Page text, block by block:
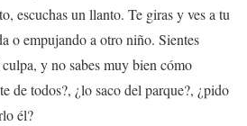
escuchas un llanto. Te giras y ves a tu
o empujando a otro niño. Sientes
y no sabes muy bien cómo
de todos?, ¿lo saco del parque?, ¿pido
él?